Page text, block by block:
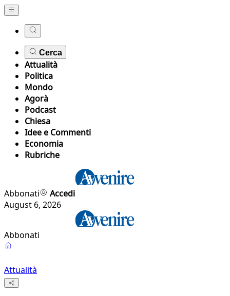
Cerca
Attualità
Politica
Mondo
Agorà
Podcast
Chiesa
Idee e Commenti
Economia
Rubriche
Abbonati
Accedi
August 6, 2026
Abbonati
Attualità